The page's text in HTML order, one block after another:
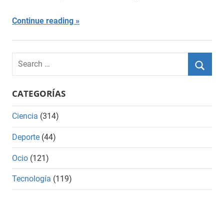
Continue reading
Search
for:
CATEGORÍAS
Ciencia (314)
Deporte (44)
Ocio (121)
Tecnología (119)